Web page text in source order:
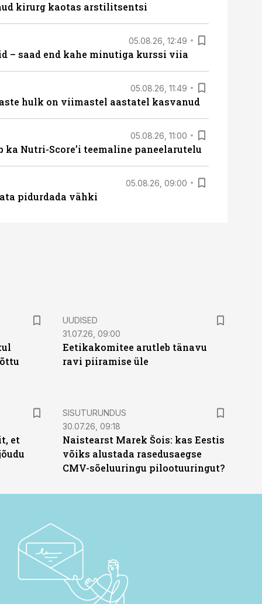
kirurg kaotas arstilitsentsi
05.08.26, 12:49
– saad end kahe minutiga kurssi viia
05.08.26, 11:49
hulk on viimastel aastatel kasvanud
05.08.26, 11:00
Nutri-Score’i teemaline paneelarutelu
05.08.26, 09:00
pidurdada vähki
UUDISED
31.07.26, 09:00
Eetikakomitee arutleb tänavu
ravi piiramise üle
et
ST
SISUTURUNDUS
30.07.26, 09:18
Naistearst Marek Šois: kas Eestis
võiks alustada rasedusaegse
CMV-sõeluuringu pilootuuringut?